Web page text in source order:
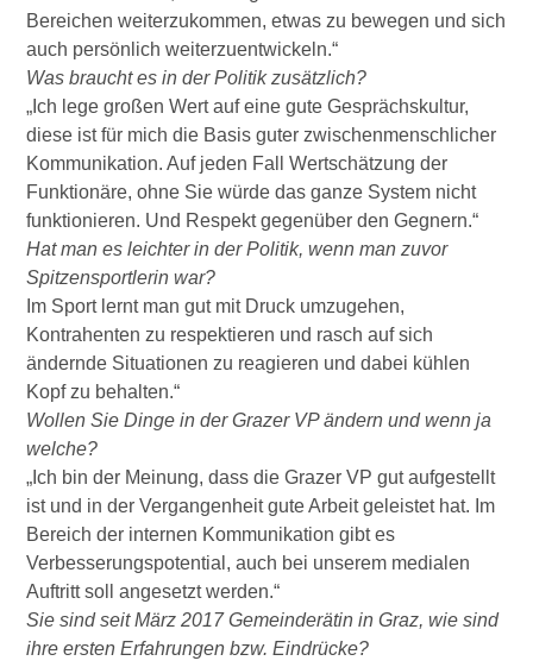
Bereichen weiterzukommen, etwas zu bewegen und sich
auch persönlich weiterzuentwickeln.“
Was braucht es in der Politik zusätzlich?
„Ich lege großen Wert auf eine gute Gesprächskultur,
diese ist für mich die Basis guter zwischenmenschlicher
Kommunikation. Auf jeden Fall Wertschätzung der
Funktionäre, ohne Sie würde das ganze System nicht
funktionieren. Und Respekt gegenüber den Gegnern.“
Hat man es leichter in der Politik, wenn man zuvor
Spitzensportlerin war?
Im Sport lernt man gut mit Druck umzugehen,
Kontrahenten zu respektieren und rasch auf sich
ändernde Situationen zu reagieren und dabei kühlen
Kopf zu behalten.“
Wollen Sie Dinge in der Grazer VP ändern und wenn ja
welche?
„Ich bin der Meinung, dass die Grazer VP gut aufgestellt
ist und in der Vergangenheit gute Arbeit geleistet hat. Im
Bereich der internen Kommunikation gibt es
Verbesserungspotential, auch bei unserem medialen
Auftritt soll angesetzt werden.“
Sie sind seit März 2017 Gemeinderätin in Graz, wie sind
ihre ersten Erfahrungen bzw. Eindrücke?